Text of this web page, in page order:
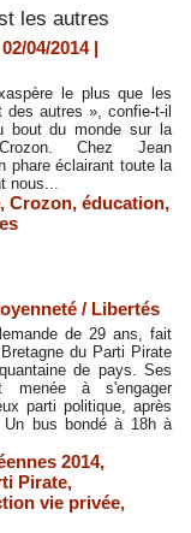
les autres
04/2014|
le plus que les
autres », confie-t-il
bout du monde sur la
Chez Jean
phare éclairant toute la
nous...
, Crozon, éducation,
/ Libertés
de 29 ans, fait
du Parti Pirate
de pays. Ses
menée à s'engager
parti politique, après
bus bondé à 18h à
2014,
Pirate,
vie privée,